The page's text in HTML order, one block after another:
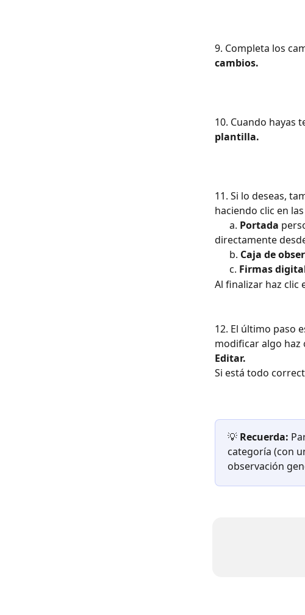
9. Completa los
cambios.
10. Cuando hayas
plantilla.
11. Si lo deseas,
haciendo clic en
      a.
Portada
directamente
      b.
Caja de
      c.
Firmas
Al finalizar haz clic
12. El último paso
modificar algo haz
Editar.
Si está todo
💡 Recuerda:
categoría (con
observación